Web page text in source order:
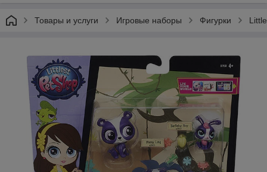
Товары и услуги Игровые наборы Фигурки